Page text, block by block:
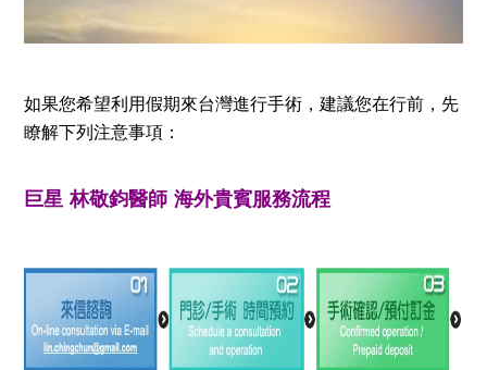
如果您希望利用假期來台灣進行手術，建議您在行前，先
瞭解下列注意事項：
巨星 林敬鈞醫師 海外貴賓服務流程